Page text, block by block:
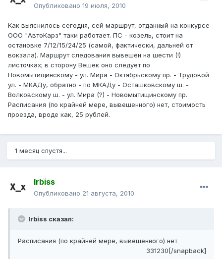
Опубликовано 19 июля, 2010
Как выяснилось сегодня, сей маршрут, отданный на конкурсе
ООО "АвтоКарз" таки работает. ПС - козель, стоит на
остановке 7/12/15/24/25 (самой, фактически, дальней от
вокзала). Маршрут следования вывешен на шести (!)
листочках; в сторону Вешек оно следует по
Новомытищинскому - ул. Мира - Октябрьскому пр. - Трудовой
ул. - МКАДу, обратно - по МКАДу - Осташковскому ш. -
Волковскому ш. - ул. Мира (?) - Новомытищинскому пр.
Расписания (по крайней мере, вывешенного) нет, стоимость
проезда, вроде как, 25 рублей.
1 месяц спустя...
Irbiss
Опубликовано 21 августа, 2010
Irbiss сказал:
Расписания (по крайней мере, вывешенного) нет
331230[/snapback]